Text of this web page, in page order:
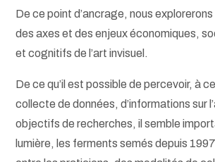
De ce point d’ancrage, nous
des axes et des enjeux économiques,
et cognitifs de l’art invisuel.
De ce qu’il est possible de percevoir, à
collecte de données, d’informations sur
objectifs de recherches, il semble
lumière, les ferments semés depuis